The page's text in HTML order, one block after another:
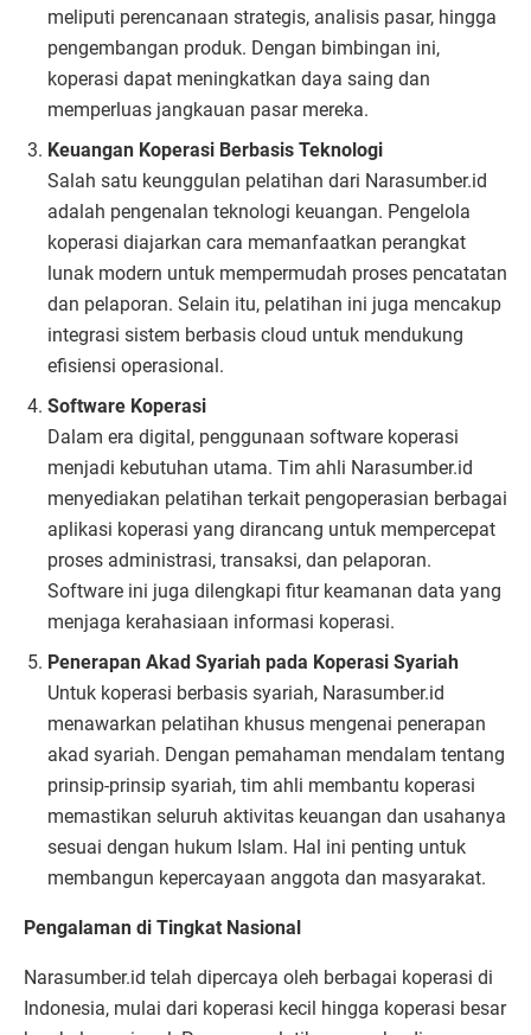
meliputi perencanaan strategis, analisis pasar, hingga
pengembangan produk. Dengan bimbingan ini,
koperasi dapat meningkatkan daya saing dan
memperluas jangkauan pasar mereka.
Keuangan Koperasi Berbasis Teknologi
Salah satu keunggulan pelatihan dari Narasumber.id
adalah pengenalan teknologi keuangan. Pengelola
koperasi diajarkan cara memanfaatkan perangkat
lunak modern untuk mempermudah proses pencatatan
dan pelaporan. Selain itu, pelatihan ini juga mencakup
integrasi sistem berbasis cloud untuk mendukung
efisiensi operasional.
Software Koperasi
Dalam era digital, penggunaan software koperasi
menjadi kebutuhan utama. Tim ahli Narasumber.id
menyediakan pelatihan terkait pengoperasian berbagai
aplikasi koperasi yang dirancang untuk mempercepat
proses administrasi, transaksi, dan pelaporan.
Software ini juga dilengkapi fitur keamanan data yang
menjaga kerahasiaan informasi koperasi.
Penerapan Akad Syariah pada Koperasi Syariah
Untuk koperasi berbasis syariah, Narasumber.id
menawarkan pelatihan khusus mengenai penerapan
akad syariah. Dengan pemahaman mendalam tentang
prinsip-prinsip syariah, tim ahli membantu koperasi
memastikan seluruh aktivitas keuangan dan usahanya
sesuai dengan hukum Islam. Hal ini penting untuk
membangun kepercayaan anggota dan masyarakat.
Pengalaman di Tingkat Nasional
Narasumber.id telah dipercaya oleh berbagai koperasi di
Indonesia, mulai dari koperasi kecil hingga koperasi besar